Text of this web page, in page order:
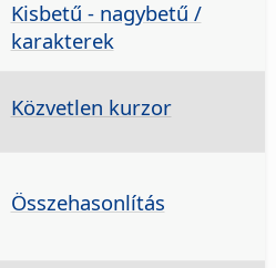
Kisbetű - nagybetű /
karakterek
Közvetlen kurzor
Összehasonlítás